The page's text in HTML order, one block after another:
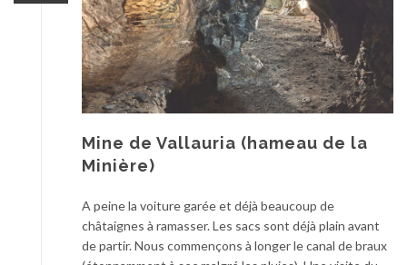
Mine de Vallauria (hameau de la
Minière)
A peine la voiture garée et déjà beaucoup de
châtaignes à ramasser. Les sacs sont déjà plain avant
de partir. Nous commençons à longer le canal de braux